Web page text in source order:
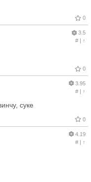
0
3.5
#| ↑
0
3.95
#| ↑
суке
0
4.19
#| ↑